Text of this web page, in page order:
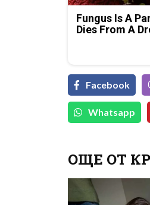
Fungus Is A
Dies From A
Facebook
Whatsapp
ОЩЕ ОТ